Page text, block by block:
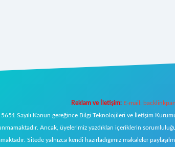
Reklam ve İletişim: E-mail:
Sayılı Kanun gereğince Bilgi Teknolojileri ve İletişim
Ancak, üyelerimiz yazdıkları içeriklerin
Sitede yalnızca kendi hazırladığımız makaleler